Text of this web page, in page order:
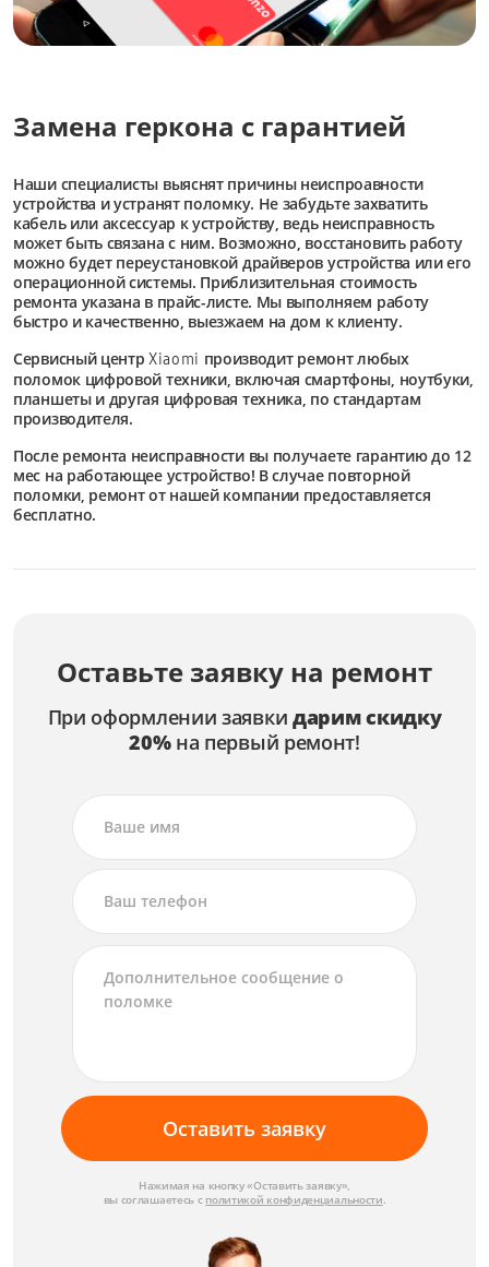
Замена геркона с гарантией
Наши специалисты выяснят причины неиспроавности
устройства и устранят поломку. Не забудьте захватить
кабель или аксессуар к устройству, ведь неисправность
может быть связана с ним. Возможно, восстановить работу
можно будет переустановкой драйверов устройства или его
операционной системы. Приблизительная стоимость
ремонта указана в прайс-листе. Мы выполняем работу
быстро и качественно, выезжаем на дом к клиенту.
Сервисный центрXiaomi производит ремонт любых
поломок цифровой техники, включая смартфоны, ноутбуки,
планшеты и другая цифровая техника, по стандартам
производителя.
После ремонта неисправности вы получаете гарантию до 12
мес на работающее устройство! В случае повторной
поломки, ремонт от нашей компании предоставляется
бесплатно.
Оставьте заявку на ремонт
При оформлении заявки дарим скидку
20%на первый ремонт!
Оставить заявку
Нажимая на кнопку «Оставить заявку»,
вы соглашаетесь с политикой конфиденциальности.